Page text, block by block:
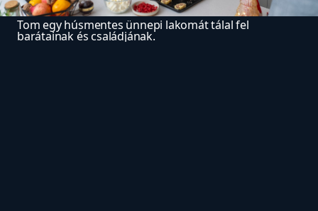
Tom egy húsmentes ünnepi lakomát tálal fel
barátainak és családjának.